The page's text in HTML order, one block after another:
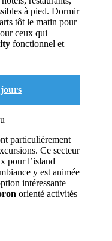
à pied. Dormir
tôt le matin pour
ceux qui
fonctionnel et
particulièrement
Ce secteur
pour l’island
y est animée
intéressante
orienté activités